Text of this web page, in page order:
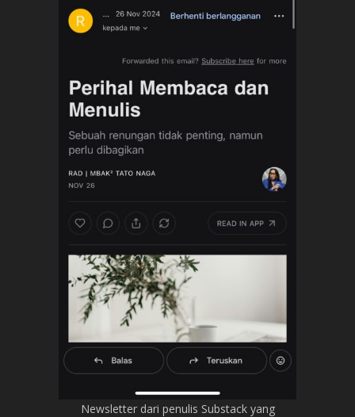
Newsletter dari penulis Substack yang